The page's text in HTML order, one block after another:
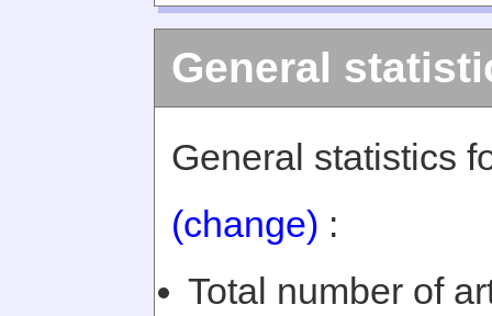
General
General statistics
(change) :
Total number of